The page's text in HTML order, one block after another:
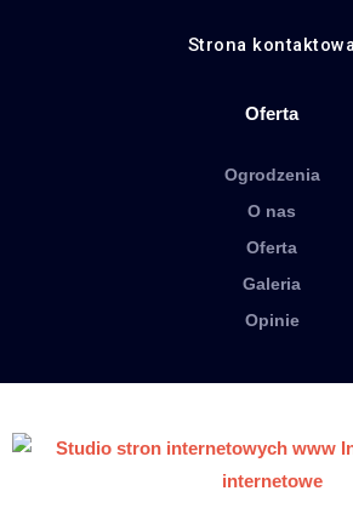
Strona
Oferta
Ogrodzenia
O nas
Oferta
Galeria
Opinie